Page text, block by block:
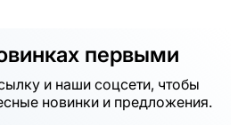
первыми
и наши соцсети, чтобы
новинки и предложения.